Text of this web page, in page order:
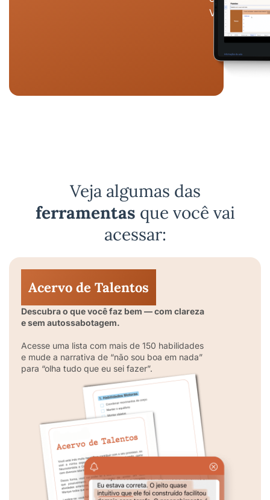
Vetor
Veja algumas das
ferramentas que você vai
acessar:
Acervo de Talentos
Descubra o que você faz bem — com clareza
e sem autossabotagem.
Acesse uma lista com mais de 150 habilidades
e mude a narrativa de “não sou boa em nada”
para “olha tudo que eu sei fazer”.